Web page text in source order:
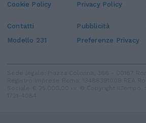
Cookie Policy Privacy Policy
Contatti Pubblicità
Modello 231
Preferenze Privacy